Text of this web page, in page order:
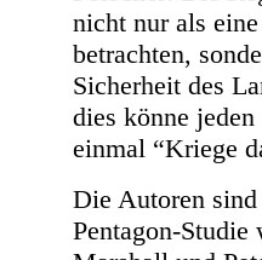
nicht nur als
betrachten,
Sicherheit des
dies könne
einmal “Kriege
Die Autoren
Pentagon-